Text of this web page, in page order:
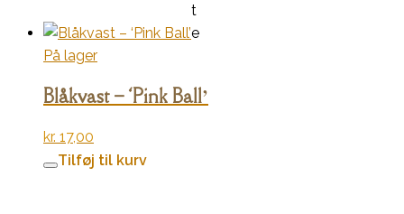
t
e
På lager
Blåkvast – ‘Pink Ball’
kr. 17,00
Tilføj til kurv